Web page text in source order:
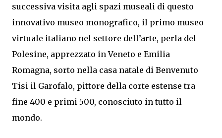
successiva visita agli spazi museali di questo
innovativo museo monografico, il primo museo
virtuale italiano nel settore dell’arte, perla del
Polesine, apprezzato in Veneto e Emilia
Romagna, sorto nella casa natale di Benvenuto
Tisi il Garofalo, pittore della corte estense tra
fine 400 e primi 500, conosciuto in tutto il
mondo.